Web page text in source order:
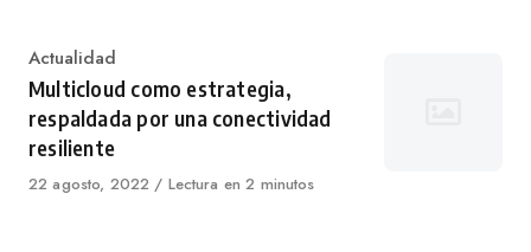
Category
Actualidad
Multicloud como estrategia,
respaldada por una conectividad
resiliente
Published
22 agosto, 2022 Lectura en 2 minutos